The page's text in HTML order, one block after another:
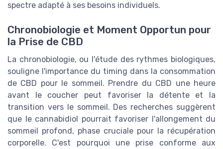
spectre adapté à ses besoins individuels.
Chronobiologie et Moment Opportun pour
la Prise de CBD
La chronobiologie, ou l'étude des rythmes biologiques,
souligne l'importance du timing dans la consommation
de CBD pour le sommeil. Prendre du CBD une heure
avant le coucher peut favoriser la détente et la
transition vers le sommeil. Des recherches suggèrent
que le cannabidiol pourrait favoriser l'allongement du
sommeil profond, phase cruciale pour la récupération
corporelle. C'est pourquoi une prise conforme aux